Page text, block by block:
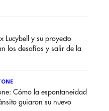
Lucybell y su proyecto
los desafíos y salir de la
Cómo la espontaneidad
guiaron su nuevo